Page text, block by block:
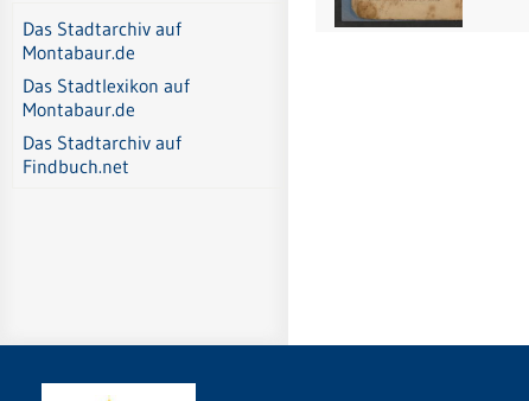
Das Stadtarchiv auf
Montabaur.de
Das Stadtlexikon auf
Montabaur.de
Das Stadtarchiv auf
Findbuch.net